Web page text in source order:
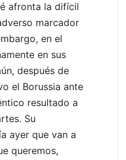
afronta la difícil
marcador
en el
en sus
después de
el Borussia ante
resultado a
Su
ayer que van a
queremos,